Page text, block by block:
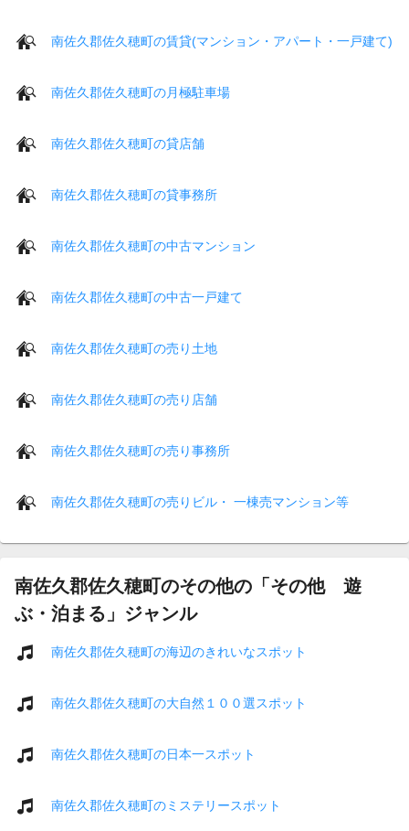
南佐久郡佐久穂町の賃貸(マンション・アパート・一戸建て)
南佐久郡佐久穂町の月極駐車場
南佐久郡佐久穂町の貸店舗
南佐久郡佐久穂町の貸事務所
南佐久郡佐久穂町の中古マンション
南佐久郡佐久穂町の中古一戸建て
南佐久郡佐久穂町の売り土地
南佐久郡佐久穂町の売り店舗
南佐久郡佐久穂町の売り事務所
南佐久郡佐久穂町の売りビル・ 一棟売マンション等
南佐久郡佐久穂町のその他の「その他 遊
ぶ・泊まる」ジャンル
南佐久郡佐久穂町の海辺のきれいなスポット
南佐久郡佐久穂町の大自然１００選スポット
南佐久郡佐久穂町の日本一スポット
南佐久郡佐久穂町のミステリースポット